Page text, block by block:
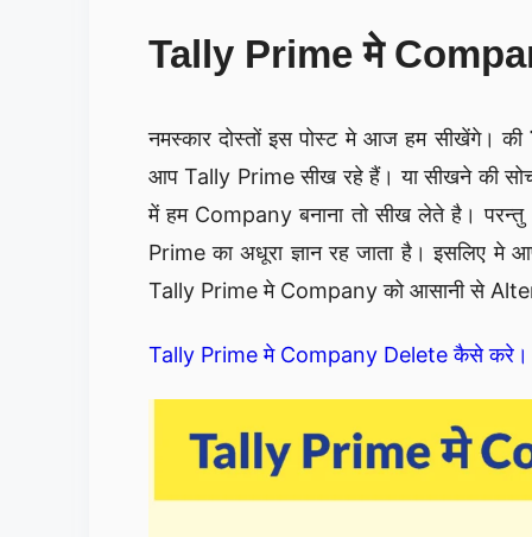
Tally Prime मे
नमस्कार दोस्तों इस पोस्ट मे आज हम सीखेंगे। की
आप Tally Prime सीख रहे हैं। या सीखने की
में हम Company बनाना तो सीख लेते है।
Prime का अधूरा ज्ञान रह जाता है। इसलिए
Tally Prime मे Company को आसानी से
Tally Prime मे Company Delete कैसे करे।